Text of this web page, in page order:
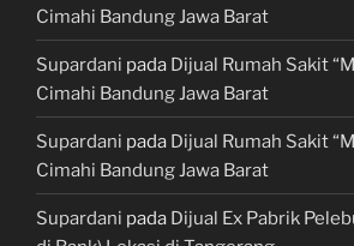
Cimahi Bandung Jawa Barat
Supardani pada Dijual Rumah Sakit
Cimahi Bandung Jawa Barat
Supardani pada Dijual Rumah Sakit
Cimahi Bandung Jawa Barat
Supardani pada Dijual Ex Pabrik